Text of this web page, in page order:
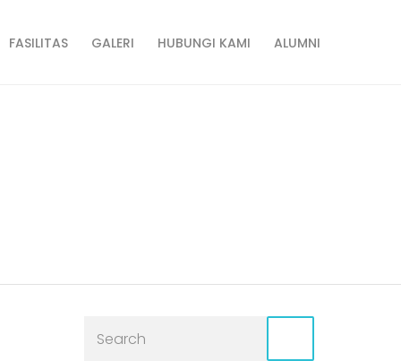
FASILITAS GALERI HUBUNGI KAMI ALUMNI